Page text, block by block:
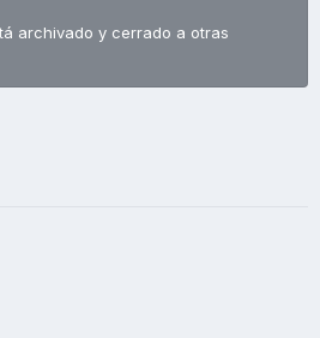
archivado y cerrado a otras